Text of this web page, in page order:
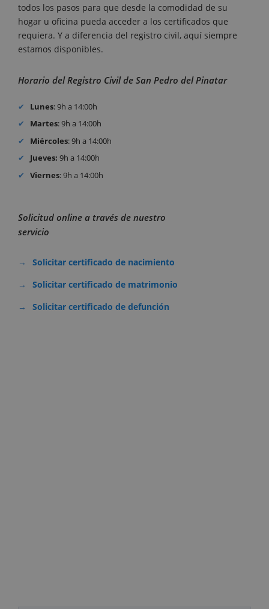
todos los pasos para que desde la comodidad de su
hogar u oficina pueda acceder a los certificados que
requiera. Y a diferencia del registro civil, aquí siempre
estamos disponibles.
Horario del Registro Civil de San Pedro del Pinatar
Lunes: 9h a 14:00h
Martes: 9h a 14:00h
Miércoles: 9h a 14:00h
Jueves: 9h a 14:00h
Viernes: 9h a 14:00h
Solicitud online a través de nuestro
servicio
Solicitar certificado de nacimiento
Solicitar certificado de matrimonio
Solicitar certificado de defunción